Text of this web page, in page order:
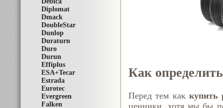
Diplomat
Dmack
DoubleStar
Dunlop
Duraturn
Duro
Durun
Effiplus
ESA+Tecar
Estrada
Eurotec
Evergreen
Falken
Как
Перед тем как купить